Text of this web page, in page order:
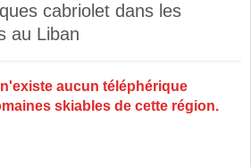
cabriolet dans les
au Liban
aucun téléphérique
skiables de cette région.